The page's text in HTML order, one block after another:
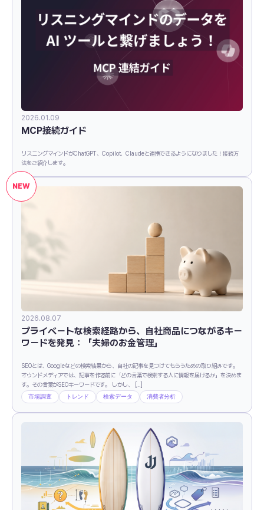
2026.01.09
MCP接続ガイド
リスニングマインドがChatGPT、Copilot、Claudeと連携できるようになりました！接続方
法をご紹介します。
2026.08.07
プライベートな検索経路から、自社商品につながるキー
ワードを発見：「夫婦のお金管理」
SEOとは、Googleなどの検索結果から、自社の記事を見つけてもらうための取り組みです。
オウンドメディアでは、記事を作る前に「どの言葉で検索する人に情報を届けるか」を決めま
す。その言葉がSEOキーワードです。 しかし、 […]
市場調査 トレンド 検索データ 消費者分析